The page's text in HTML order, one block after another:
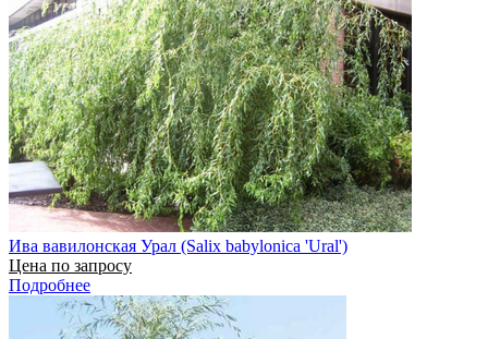
Ива вавилонская Урал (Salix babylonica 'Ural')
Цена по запросу
Подробнее